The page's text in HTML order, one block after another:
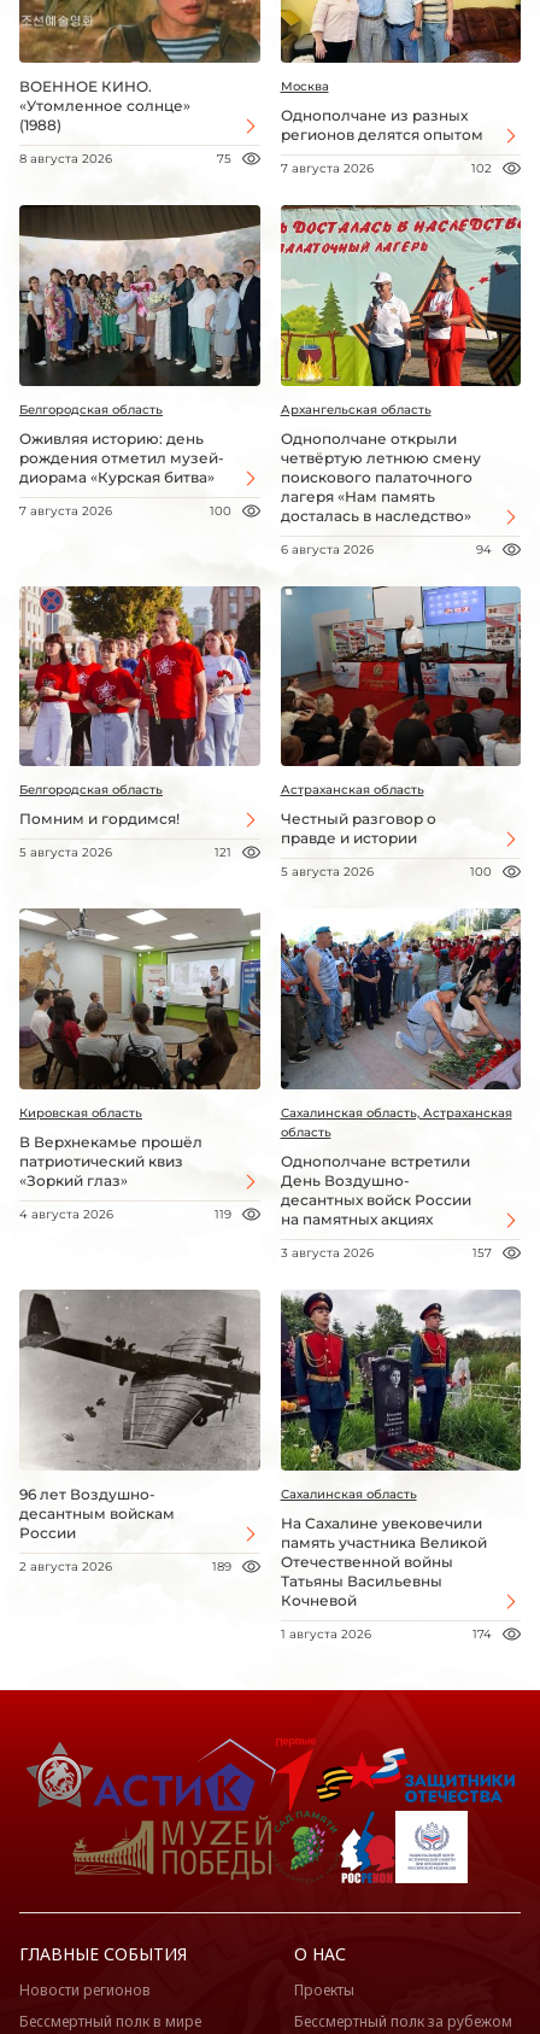
ВОЕННОЕ КИНО.
«Утомленное солнце»
(1988)
8 августа 2026 75
Москва
Однополчане из разных
регионов делятся опытом
7 августа 2026 102
Белгородская область
Оживляя историю: день
рождения отметил музей-
диорама «Курская битва»
7 августа 2026 100
Архангельская область
Однополчане открыли
четвёртую летнюю смену
поискового палаточного
лагеря «Нам память
досталась в наследство»
6 августа 2026 94
Белгородская область
Помним и гордимся!
5 августа 2026 121
Астраханская область
Честный разговор о
правде и истории
5 августа 2026 100
Кировская область
В Верхнекамье прошёл
патриотический квиз
«Зоркий глаз»
4 августа 2026 119
Сахалинская область, Астраханская
область
Однополчане встретили
День Воздушно-
десантных войск России
на памятных акциях
3 августа 2026 157
96 лет Воздушно-
десантным войскам
России
2 августа 2026 189
Сахалинская область
На Сахалине увековечили
память участника Великой
Отечественной войны
Татьяны Васильевны
Кочневой
1 августа 2026 174
ГЛАВНЫЕ СОБЫТИЯ
Новости регионов
Бессмертный полк в мире
О НАС
Проекты
Бессмертный полк за рубежом